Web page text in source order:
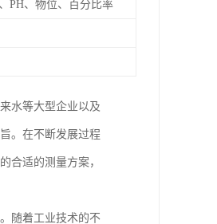
PH、物位、百分比率
水等大型企业以及
。在不断发展过程
合适的测量方案，
随着工业技术的不